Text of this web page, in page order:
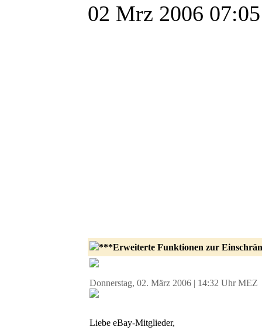
02 Mrz 2006 07:05
***Erweiterte Funktionen zur
Donnerstag, 02. März 2006 | 14:32 Uhr MEZ
Liebe eBay-Mitglieder,